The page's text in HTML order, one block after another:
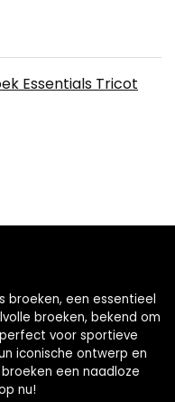
Essentials Tricot
broeken, een essentieel
broeken, bekend om
voor sportieve
iconische ontwerp en
een naadloze
nu!